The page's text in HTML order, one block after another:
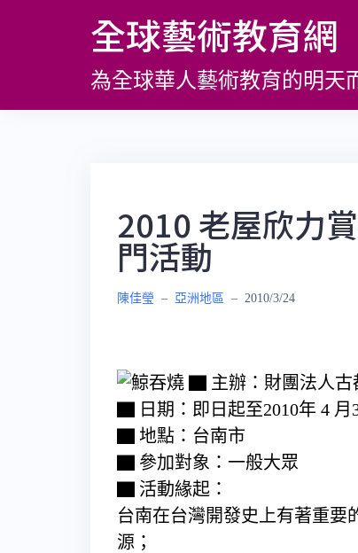
全球藝術教育網
為全球華人藝術教育的明天
2010 老屋欣力
門活動
陳佳瑩 – 亞洲地區 – 2010/3/24
▇ 主辦：財團法人
▇ 日期：即日起至2010年 4 月
▇ 地點：台南市
▇ 參加對象：一般大眾
▇ 活動緣起：
台南在台灣開發史上有著重要
源；